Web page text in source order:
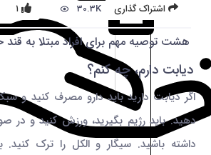
اشتراک گذاری 30.3K
1
هشت توصیه مهم برای افراد مبتلا به
دیابت دارم، چه کنم؟
اگر دیابت دارید باید دارو مصرف کنید و
دهید. باید رژیم بگیرید، ورزش کنید و
داشته باشید. سیگار و الکل را ترک